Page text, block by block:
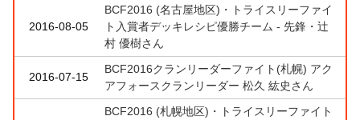
2016-08-05
BCF2016 (名古屋地区)・トライスリーファイ
ト入賞者デッキレシピ優勝チーム - 先鋒・辻
村 優樹さん
2016-07-15
BCF2016クランリーダーファイト(札幌) アク
アフォースクランリーダー 松久 紘史さん
BCF2016 (札幌地区)・トライスリーファイト